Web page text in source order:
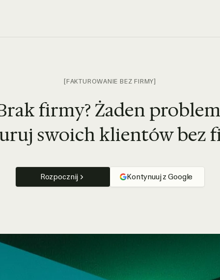
[FAKTUROWANIE BEZ FIRMY]
firmy? Żaden
swoich klientów bez
Rozpocznij Kontynuuj z Google